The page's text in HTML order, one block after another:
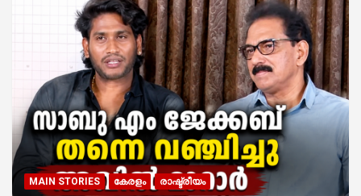
MAIN STORIES കേരളം രാഷ്ട്രീയം